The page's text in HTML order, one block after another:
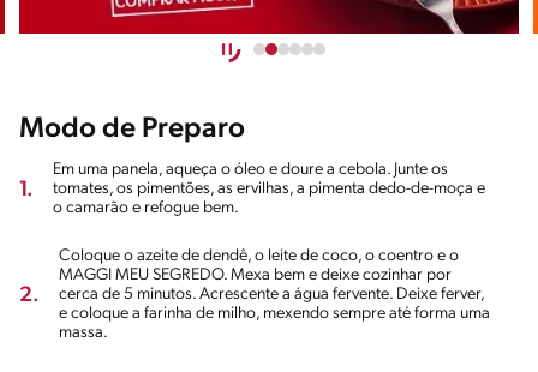
Modo de Preparo
1.
Em uma panela, aqueça o óleo e doure a cebola. Junte os
tomates, os pimentões, as ervilhas, a pimenta dedo-de-moça e
o camarão e refogue bem.
2.
Coloque o azeite de dendê, o leite de coco, o coentro e o
MAGGI MEU SEGREDO. Mexa bem e deixe cozinhar por
cerca de 5 minutos. Acrescente a água fervente. Deixe ferver,
e coloque a farinha de milho, mexendo sempre até forma uma
massa.